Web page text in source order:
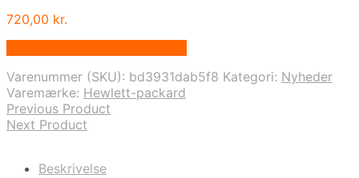
720,00 kr.
Varenummer (SKU): bd3931dab5f8 Kategori: Nyheder
Varemærke: Hewlett-packard
Previous Product
Next Product
Beskrivelse